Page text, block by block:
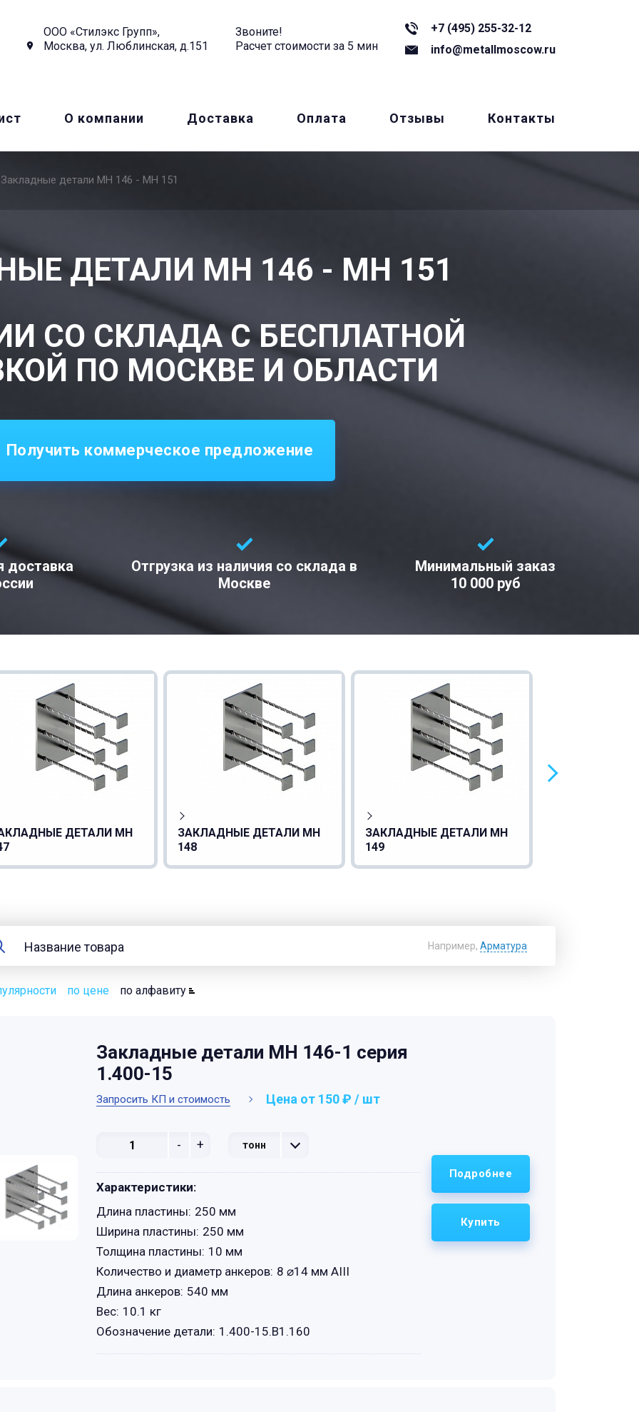
ООО «Стилэкс Групп»,
Москва, ул. Люблинская, д.151
Звоните!
Расчет стоимости за 5 мин
+7 (495) 255-32-12
info@metallmoscow.ru
О компании Доставка Оплата Отзывы Контакты
Закладные детали МН 146 - МН 151
ДЕТАЛИ МН 146 - МН 151
СО СКЛАДА С БЕСПЛАТНОЙ
ПО МОСКВЕ И ОБЛАСТИ
Получить коммерческое предложение
доставка
Отгрузка из наличия со склада в
Москве
Минимальный заказ
10 000 руб
ДЕТАЛИ МН
ЗАКЛАДНЫЕ ДЕТАЛИ МН
148
ЗАКЛАДНЫЕ ДЕТАЛИ МН
149
Например, Арматура
по цене по алфавиту
Закладные детали МН 146-1 серия
1.400-15
Запросить КП и стоимость Цена от 150 ₽ / шт
- + тонн
Характеристики:
Длина пластины: 250 мм
Ширина пластины: 250 мм
Толщина пластины: 10 мм
Количество и диаметр анкеров: 8 ⌀14 мм АIII
Длина анкеров: 540 мм
Вес: 10.1 кг
Обозначение детали: 1.400-15.B1.160
Подробнее
Купить